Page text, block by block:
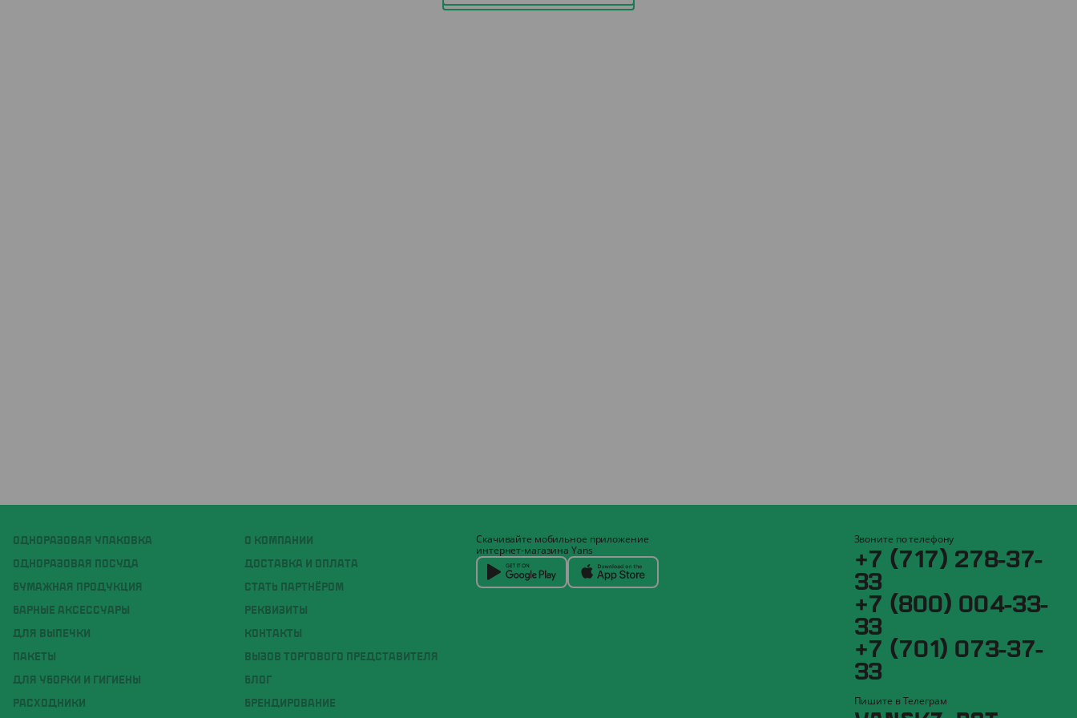
ОДНОРАЗОВАЯ УПАКОВКА
ОДНОРАЗОВАЯ ПОСУДА
БУМАЖНАЯ ПРОДУКЦИЯ
БАРНЫЕ АКСЕССУАРЫ
ДЛЯ ВЫПЕЧКИ
ПАКЕТЫ
ДЛЯ УБОРКИ И ГИГИЕНЫ
РАСХОДНИКИ
О КОМПАНИИ
ДОСТАВКА И ОПЛАТА
СТАТЬ ПАРТНЁРОМ
РЕКВИЗИТЫ
КОНТАКТЫ
ВЫЗОВ ТОРГОВОГО ПРЕДСТАВИТЕЛЯ
БЛОГ
БРЕНДИРОВАНИЕ
Скачивайте мобильное приложение
интернет-магазина Yans
Звоните по телефону
+7 (717) 278-37-
33
+7 (800) 004-33-
33
+7 (701) 073-37-
33
Пишите в Телеграм